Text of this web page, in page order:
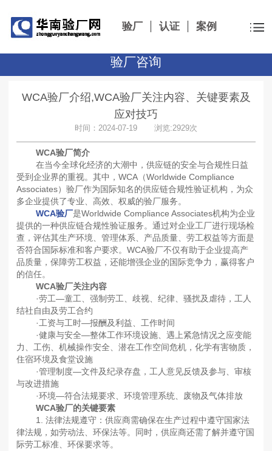
验厂 认证 案例
验厂咨询
WCA验厂介绍,WCA验厂关注内容、关键要素及
应对技巧
时间：2024-07-19 浏览:2929次
WCA验厂简介
在当今全球化经济的大潮中，供应链的安全与合规性日益
受到企业界的重视。其中，WCA（Worldwide Compliance
Associates）验厂作为国际知名的供应链合规性验证机构，为众
多企业提供了专业、高效、权威的验厂服务。
WCA验厂是Worldwide Compliance Associates机构为企业
提供的一种供应链合规性验证服务。通过对企业工厂进行现场检
查，评估其生产环境、管理体系、产品质量、劳工权益等方面是
否符合国际标准和客户要求。WCA验厂不仅有助于企业提高产
品质量，保障劳工权益，还能增强企业的国际竞争力，赢得客户
的信任。
WCA验厂关注内容
·劳工—童工、强制劳工、歧视、纪律、骚扰及虐待，工人
结社自由及劳工合约
·工资与工时—报酬及利益、工作时间
·健康与安全—整体工作环境设施、遇上紧急情况之应变能
力、工伤、机械操作安全、潜在工作空间危机，化学有害物质，
住宿环境及食堂设施
·管理制度—文件及纪录存盘，工人意见反馈及参与、审核
与改进措施
·环境—符合法规要求、环境管理系统、废物及气体排放
WCA验厂的关键要素
1. 法律法规遵守：供应商需确保在生产过程中遵守国家法
律法规，如劳动法、环保法等。同时，供应商还需了解并遵守国
际劳工标准、环保要求等。